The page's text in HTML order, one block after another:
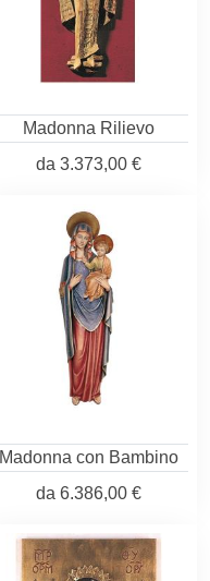
Madonna Rilievo
da 3.373,00 €
Madonna con Bambino
da 6.386,00 €